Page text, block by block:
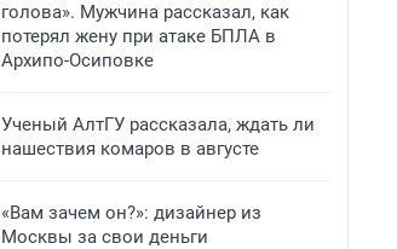
голова». Мужчина рассказал, как
потерял жену при атаке БПЛА в
Архипо-Осиповке
Ученый АлтГУ рассказала, ждать ли
нашествия комаров в августе
«Вам зачем он?»: дизайнер из
Москвы за свои деньги